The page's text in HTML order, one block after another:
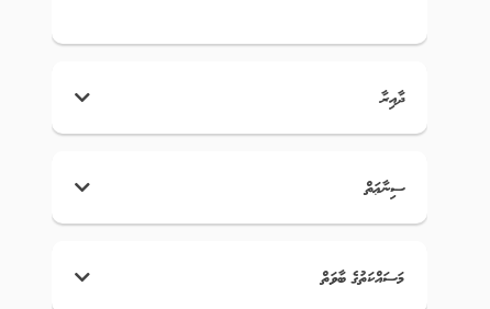
ދާއިރާ
ސިނާޢަތް
މަސައްކަތުގެ ބާވަތް